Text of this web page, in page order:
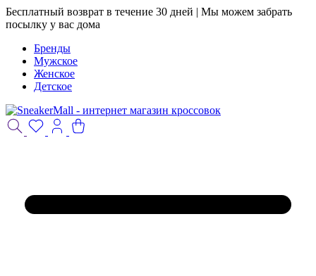
Бесплатный возврат в течение 30 дней | Мы можем забрать
посылку у вас дома
Бренды
Мужское
Женское
Детское